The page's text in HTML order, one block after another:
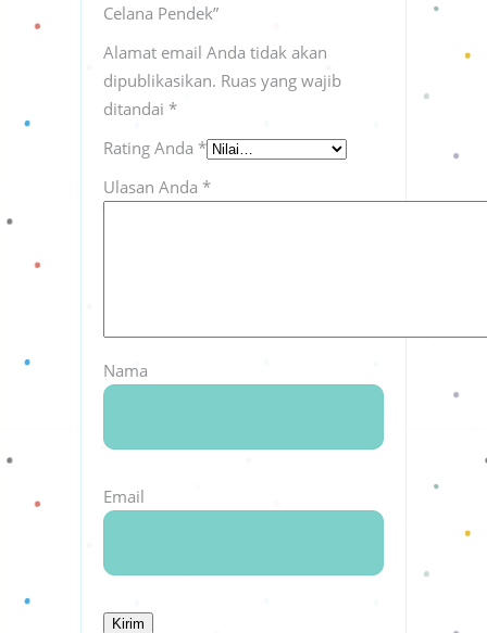
Celana Pendek”
Alamat email Anda tidak akan
dipublikasikan. Ruas yang wajib
ditandai *
Rating Anda *
Ulasan Anda *
Nama
Email